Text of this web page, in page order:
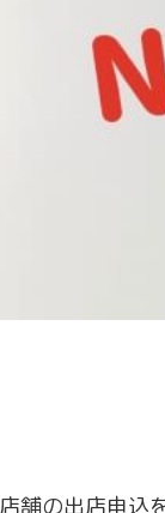
舗の出店申込